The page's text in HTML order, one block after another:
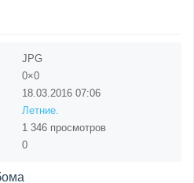
JPG
0×0
18.03.2016 07:06
Летние.
1 346 просмотров
0